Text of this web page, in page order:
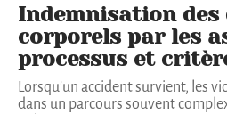
Indemnisation des
corporels par les
processus et
Lorsqu'un accident survient, les
dans un parcours souvent